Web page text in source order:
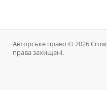
Авторське право © 2026
права захищені.